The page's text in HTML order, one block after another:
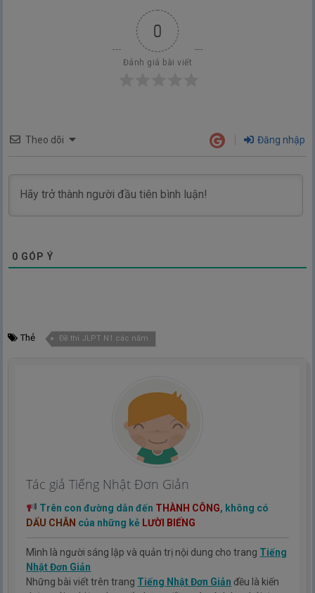
0
Đánh giá bài viết
Theo dõi Đăng nhập
0 GÓP Ý
Thẻ Đề thi JLPT N1 các năm
Tác giả Tiếng Nhật Đơn Giản
Trên con đường dẫn đến THÀNH CÔNG, không có
DẤU CHÂN của những kẻ LƯỜI BIẾNG
Mình là người sáng lập và quản trị nội dung cho trang Tiếng
Nhật Đơn Giản
Những bài viết trên trang Tiếng Nhật Đơn Giản đều là kiến